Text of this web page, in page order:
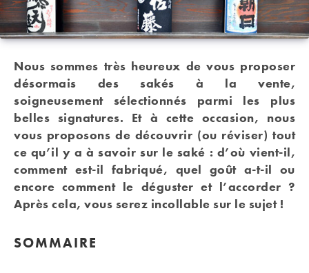
Nous sommes très heureux de vous proposer
désormais des sakés à la vente,
soigneusement sélectionnés parmi les plus
belles signatures. Et à cette occasion, nous
vous proposons de découvrir (ou réviser) tout
ce qu’il y a à savoir sur le saké : d’où vient-il,
comment est-il fabriqué, quel goût a-t-il ou
encore comment le déguster et l’accorder ?
Après cela, vous serez incollable sur le sujet !
SOMMAIRE